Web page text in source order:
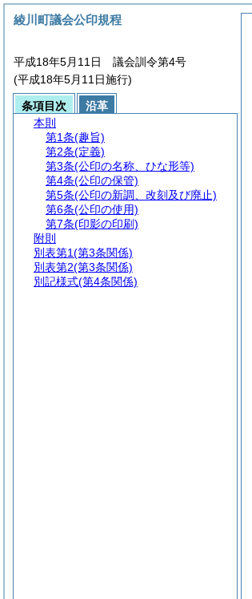
綾川町議会公印規程
平成18年5月11日 議会訓令第4号
(平成18年5月11日施行)
条項目次
沿革
本則
第1条(趣旨)
第2条(定義)
第3条(公印の名称、ひな形等)
第4条(公印の保管)
第5条(公印の新調、改刻及び廃止)
第6条(公印の使用)
第7条(印影の印刷)
附則
別表第1(第3条関係)
別表第2(第3条関係)
別記様式(第4条関係)